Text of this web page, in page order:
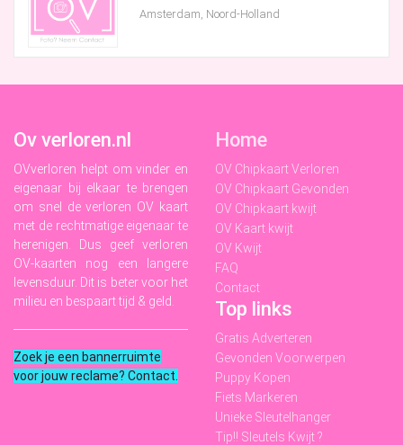
Amsterdam, Noord-Holland
Ov verloren.nl
OVverloren helpt om vinder en
eigenaar bij elkaar te brengen
om snel de verloren OV kaart
met de rechtmatige eigenaar te
herenigen. Dus geef verloren
OV-kaarten nog een langere
levensduur. Dit is beter voor het
milieu en bespaart tijd & geld.
Zoek je een bannerruimte
voor jouw reclame? Contact.
Home
OV Chipkaart Verloren
OV Chipkaart Gevonden
OV Chipkaart kwijt
OV Kaart kwijt
OV Kwijt
FAQ
Contact
Top links
Gratis Adverteren
Gevonden Voorwerpen
Puppy Kopen
Fiets Markeren
Unieke Sleutelhanger
Tip!! Sleutels Kwijt ?